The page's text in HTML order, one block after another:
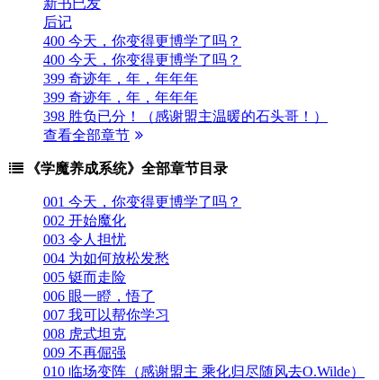
后记
400 今天，你变得更博学了吗？
400 今天，你变得更博学了吗？
399 奇迹年，年，年年年
399 奇迹年，年，年年年
398 胜负已分！（感谢盟主温暖的石头哥！）
查看全部章节
《学魔养成系统》全部章节目录
001 今天，你变得更博学了吗？
002 开始魔化
003 令人担忧
004 为如何放松发愁
005 铤而走险
006 眼一瞪，悟了
007 我可以帮你学习
008 虎式坦克
009 不再倔强
010 临场变阵（感谢盟主 乘化归尽随风去O.Wilde）